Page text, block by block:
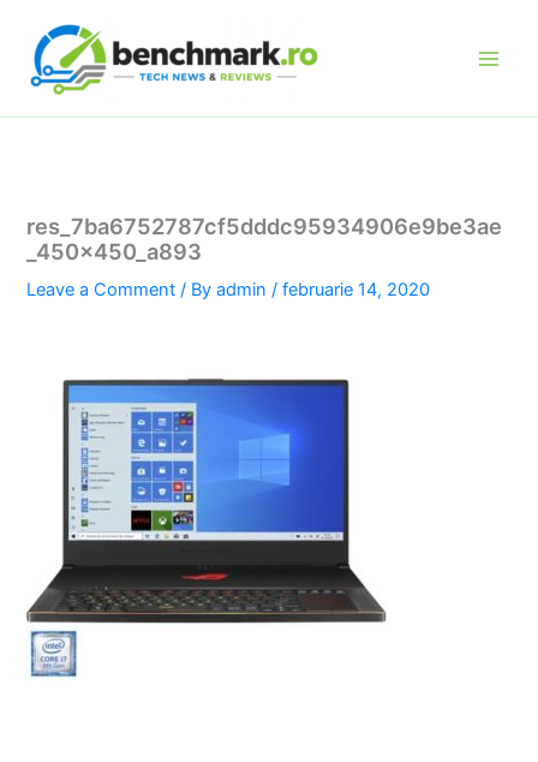
content
res_7ba6752787cf5dddc95934906e9be3ae
_450x450_a893
Leave a Comment / Byadmin/februarie 14, 2020